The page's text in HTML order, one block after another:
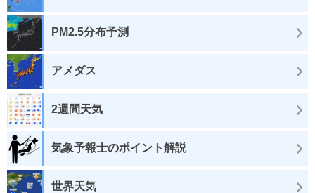
PM2.5分布予測
アメダス
2週間天気
気象予報士のポイント解説
世界天気